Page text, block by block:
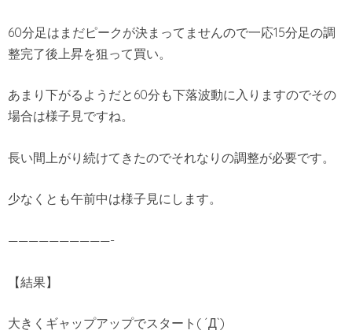
60分足はまだピークが決まってませんので一応15分足の調
整完了後上昇を狙って買い。
あまり下がるようだと60分も下落波動に入りますのでその
場合は様子見ですね。
長い間上がり続けてきたのでそれなりの調整が必要です。
少なくとも午前中は様子見にします。
——————————-
【結果】
大きくギャップアップでスタート( ´Д`)